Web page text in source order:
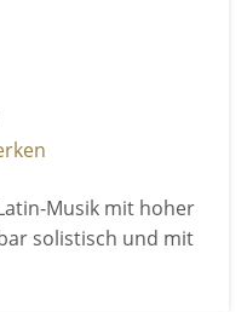
Musik mit hoher
solistisch und mit